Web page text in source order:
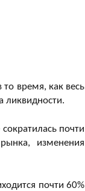
время, как весь
ликвидности.
почти
изменения
почти 60%